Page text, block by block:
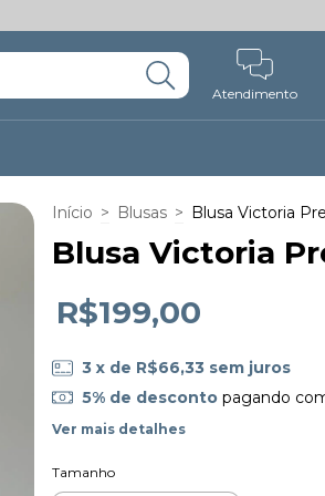
Atendimento
Início > Blusas > Blusa Victoria
Blusa Victoria
R$199,00
3 x de R$66,33 sem juros
5% de descontopagando
Ver mais detalhes
Tamanho